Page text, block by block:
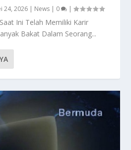
24, 2026 | News | 0 |
Ini Telah Memiliki Karir
Bakat Dalam Seorang...